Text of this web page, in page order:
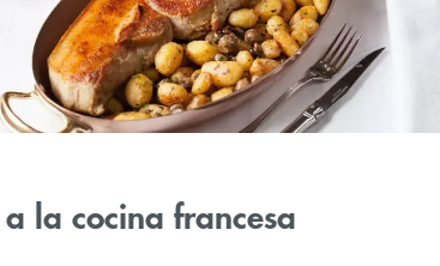
la cocina francesa